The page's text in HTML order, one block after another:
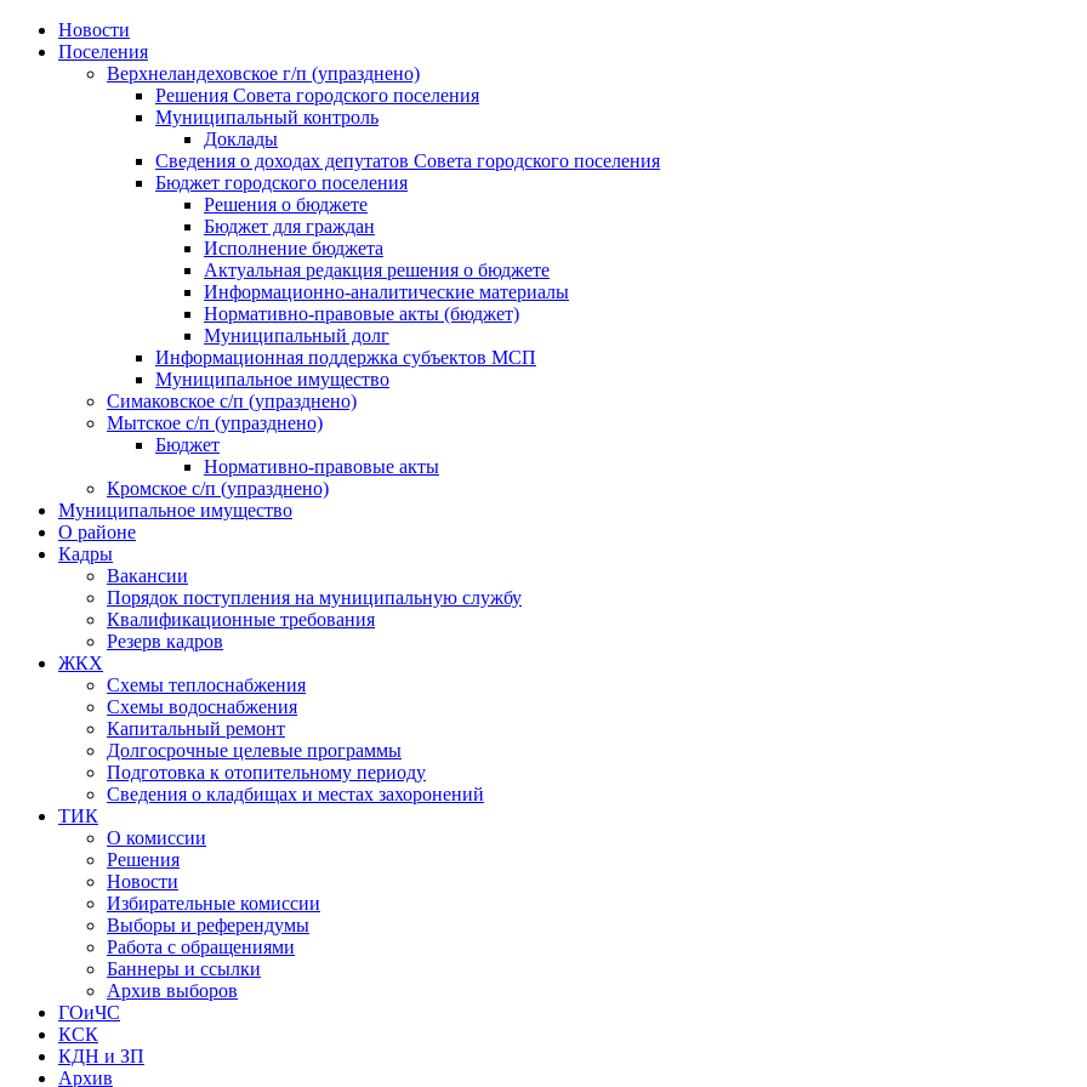
Skip
Новости
Поселения
Верхнеландеховское г/п (упразднено)
Решения Совета городского поселения
Муниципальный контроль
Доклады
Сведения о доходах депутатов Совета городского поселения
Бюджет городского поселения
Решения о бюджете
Бюджет для граждан
Исполнение бюджета
Актуальная редакция решения о бюджете
Информационно-аналитические материалы
Нормативно-правовые акты (бюджет)
Муниципальный долг
Информационная поддержка субъектов МСП
Муниципальное имущество
Симаковское с/п (упразднено)
Мытское с/п (упразднено)
Бюджет
Нормативно-правовые акты
Кромское с/п (упразднено)
Муниципальное имущество
О районе
Кадры
Вакансии
Порядок поступления на муниципальную службу
Квалификационные требования
Резерв кадров
ЖКХ
Схемы теплоснабжения
Схемы водоснабжения
Капитальный ремонт
Долгосрочные целевые программы
Подготовка к отопительному периоду
Сведения о кладбищах и местах захоронений
ТИК
О комиссии
Решения
Новости
Избирательные комиссии
Выборы и референдумы
Работа с обращениями
Баннеры и ссылки
Архив выборов
ГОиЧС
КСК
КДН и ЗП
Архив